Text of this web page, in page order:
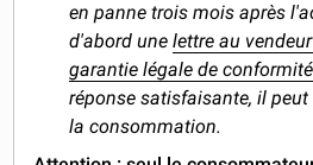
en panne trois mois après
d'abord unelettre au
garantie légale de conformité
réponse satisfaisante, il
la consommation.